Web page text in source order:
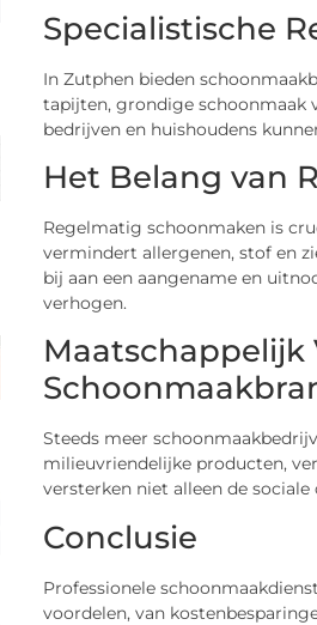
Specialistische
In Zutphen bieden
tapijten, grondige schoonmaak
bedrijven en huishoudens
Het Belang van
Regelmatig schoonmaken is
vermindert allergenen, stof en
bij aan een aangename en
verhogen.
Steeds meer
milieuvriendelijke producten,
versterken niet alleen de
Conclusie
Professionele
voordelen, van